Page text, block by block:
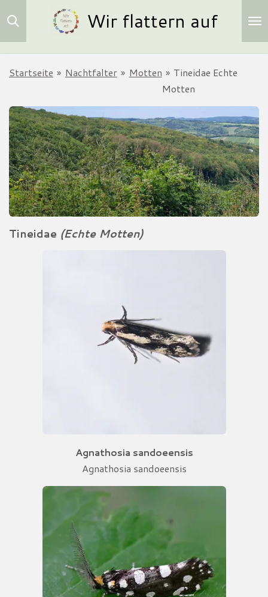
Zum
Hauptinhalt
Wir flattern auf
Startseite » Nachtfalter » Motten » Tineidae Echte
Motten
Tineidae (Echte Motten)
Agnathosia sandoeensis
Agnathosia sandoeensis